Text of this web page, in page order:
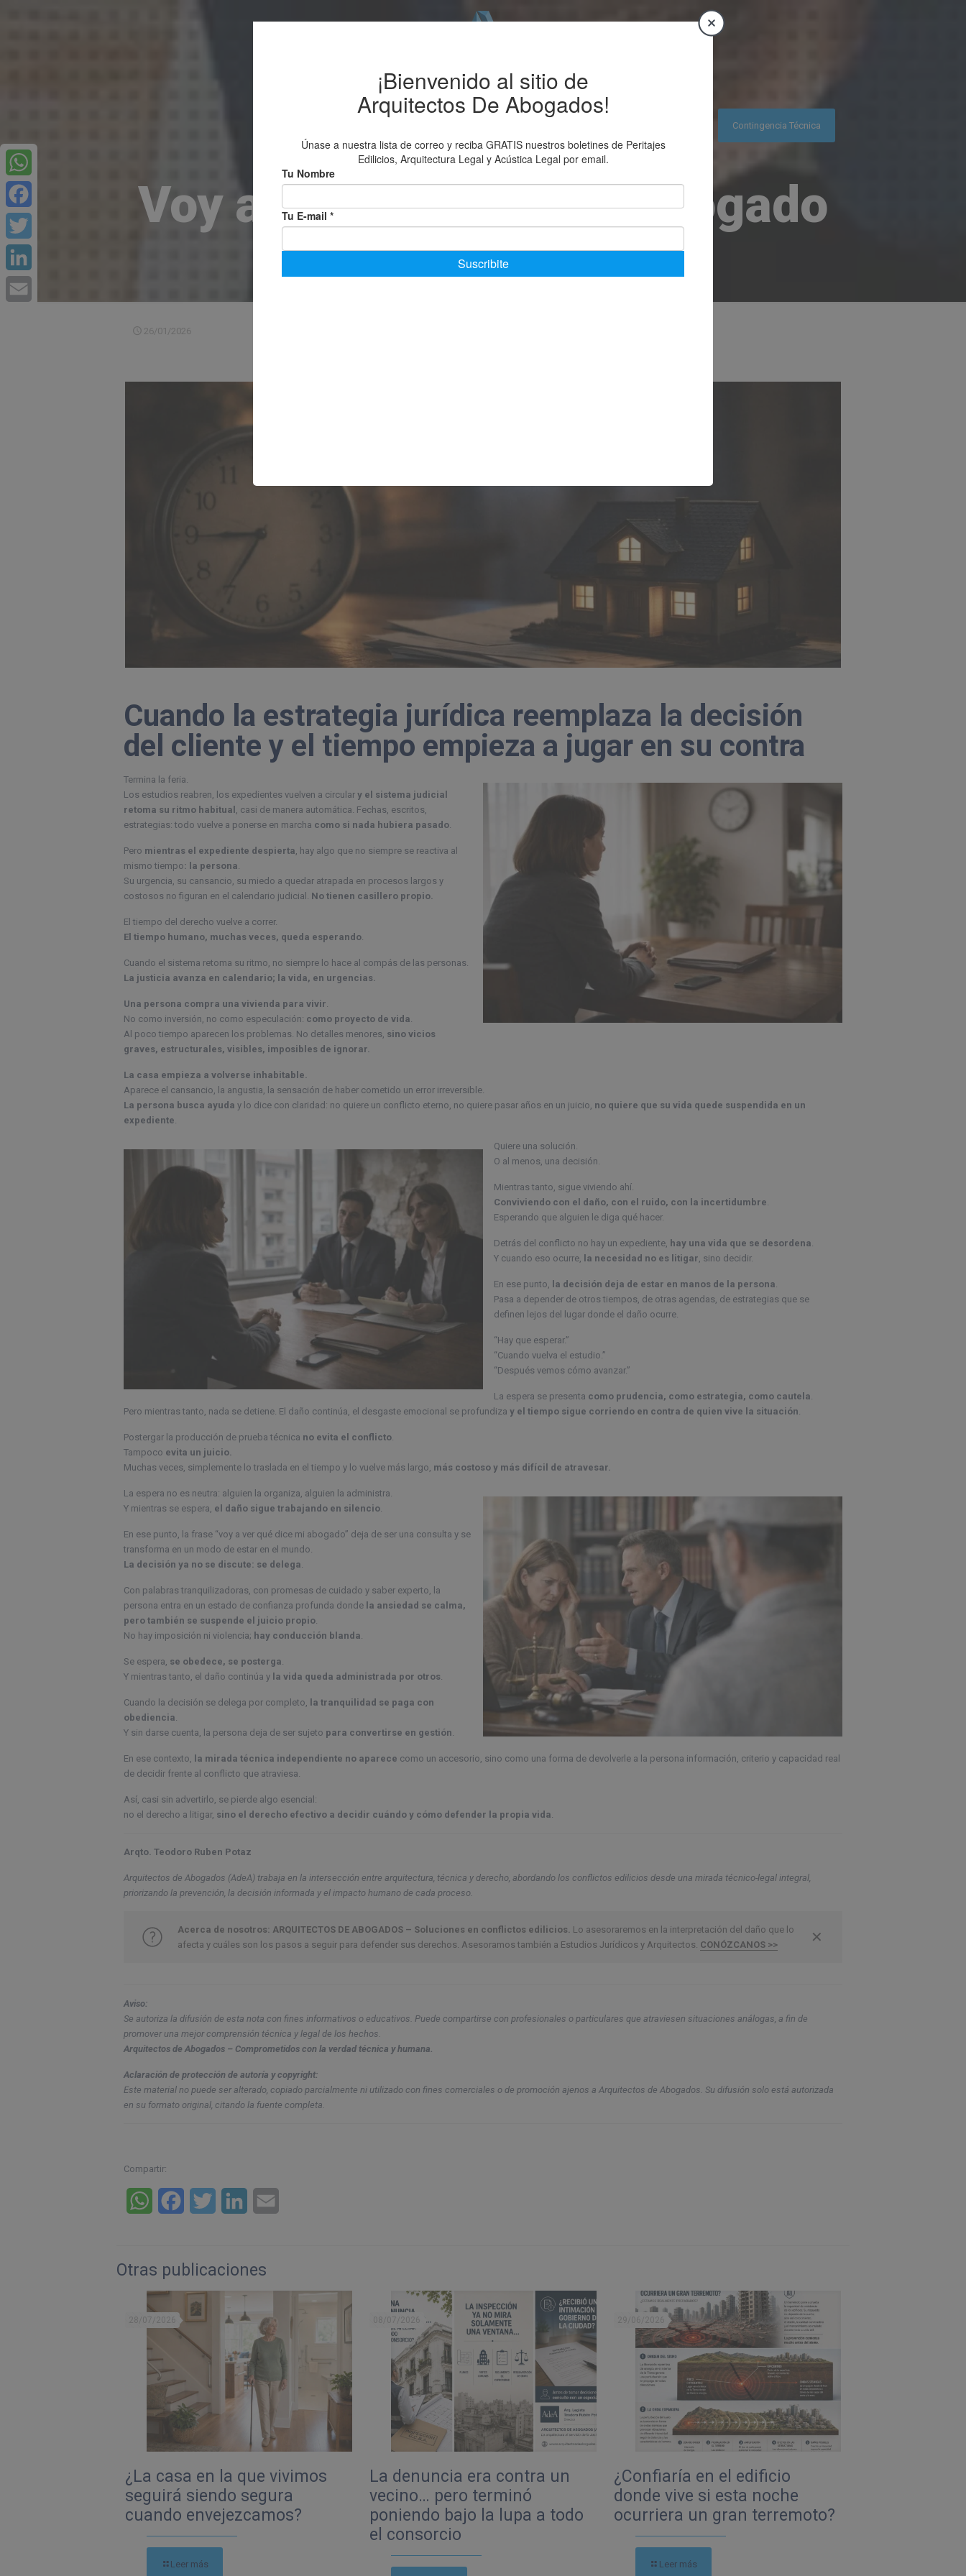
Contingencia Técnica
Voy a ver qué dice mi abogado
26/01/2026
Cuando la estrategia jurídica reemplaza la decisión
del cliente y el tiempo empieza a jugar en su contra
Termina la feria.
Los estudios reabren, los expedientes vuelven a circulary el sistema judicial
retoma su ritmo habitual , casi de manera automática. Fechas, escritos,
estrategias: todo vuelve a ponerse en marcha como si nada hubiera pasado.
Pero mientras el expediente despierta, hay algo que no siempre se reactiva al
mismo tiempo: la persona.
Su urgencia, su cansancio, su miedo a quedar atrapada en procesos largos y
costosos no figuran en el calendario judicial. No tienen casillero propio.
El tiempo del derecho vuelve a correr.
El tiempo humano, muchas veces, queda esperando.
Cuando el sistema retoma su ritmo, no siempre lo hace al compás de las personas.
La justicia avanza en calendario; la vida, en urgencias.
Una persona compra una vivienda para vivir.
No como inversión, no como especulación: como proyecto de vida.
Al poco tiempo aparecen los problemas. No detalles menores, sino vicios
graves, estructurales, visibles, imposibles de ignorar.
La casa empieza a volverse inhabitable.
Aparece el cansancio, la angustia, la sensación de haber cometido un error irreversible.
La persona busca ayuda y lo dice con claridad: no quiere un conflicto eterno, no quiere pasar años en un juicio, no quiere que su vida quede suspendida en un
expediente.
Quiere una solución.
O al menos, una decisión.
Mientras tanto, sigue viviendo ahí.
Conviviendo con el daño, con el ruido, con la incertidumbre.
Esperando que alguien le diga qué hacer.
Detrás del conflicto no hay un expediente, hay una vida que se desordena.
Y cuando eso ocurre, la necesidad no es litigar, sino decidir.
En ese punto, la decisión deja de estar en manos de la persona.
Pasa a depender de otros tiempos, de otras agendas, de estrategias que se
definen lejos del lugar donde el daño ocurre.
“Hay que esperar.”
“Cuando vuelva el estudio.”
“Después vemos cómo avanzar.”
La espera se presenta como prudencia, como estrategia, como cautela.
Pero mientras tanto, nada se detiene. El daño continúa, el desgaste emocional se profundizay el tiempo sigue corriendo en contra de quien vive la situación.
Postergar la producción de prueba técnica no evita el conflicto.
Tampoco evita un juicio.
Muchas veces, simplemente lo traslada en el tiempo y lo vuelve más largo, más costoso y más difícil de atravesar.
La espera no es neutra: alguien la organiza, alguien la administra.
Y mientras se espera, el daño sigue trabajando en silencio.
En ese punto, la frase “voy a ver qué dice mi abogado” deja de ser una consulta y se
transforma en un modo de estar en el mundo.
La decisión ya no se discute: se delega.
Con palabras tranquilizadoras, con promesas de cuidado y saber experto, la
persona entra en un estado de confianza profunda donde la ansiedad se calma,
pero también se suspende el juicio propio.
No hay imposición ni violencia; hay conducción blanda.
Se espera, se obedece, se posterga.
Y mientras tanto, el daño continúa y la vida queda administrada por otros.
Cuando la decisión se delega por completo, la tranquilidad se paga con
obediencia.
Y sin darse cuenta, la persona deja de ser sujeto para convertirse en gestión.
En ese contexto, la mirada técnica independiente no aparece como un accesorio, sino como una forma de devolverle a la persona información, criterio y capacidad real
de decidir frente al conflicto que atraviesa.
Así, casi sin advertirlo, se pierde algo esencial:
no el derecho a litigar, sino el derecho efectivo a decidir cuándo y cómo defender la propia vida.
Arqto. Teodoro Ruben Potaz
Arquitectos de Abogados (AdeA) trabaja en la intersección entre arquitectura, técnica y derecho, abordando los conflictos edilicios desde una mirada técnico-legal integral,
priorizando la prevención, la decisión informada y el impacto humano de cada proceso.
Acerca de nosotros: ARQUITECTOS DE ABOGADOS – Soluciones en conflictos edilicios. Lo asesoraremos en la interpretación del daño que lo
afecta y cuáles son los pasos a seguir para defender sus derechos. Asesoramos también a Estudios Jurídicos y Arquitectos. CONÓZCANOS >> ✕
Aviso:
Se autoriza la difusión de esta nota con fines informativos o educativos. Puede compartirse con profesionales o particulares que atraviesen situaciones análogas, a fin de
promover una mejor comprensión técnica y legal de los hechos.
Arquitectos de Abogados – Comprometidos con la verdad técnica y humana.
Aclaración de protección de autoría y copyright:
Este material no puede ser alterado, copiado parcialmente ni utilizado con fines comerciales o de promoción ajenos a Arquitectos de Abogados. Su difusión solo está autorizada
en su formato original, citando la fuente completa.
Compartir:
WhatsAppFacebookTwitter LinkedIn
Otras publicaciones
28/07/2026
¿La casa en la que vivimos
seguirá siendo segura
cuando envejezcamos?
Leer más
08/07/2026
La denuncia era contra un
vecino… pero terminó
poniendo bajo la lupa a todo
el consorcio
29/06/2026
¿Confiaría en el edificio
donde vive si esta noche
ocurriera un gran terremoto?
Leer más
WhatsApp
Facebook
Twitter
LinkedIn